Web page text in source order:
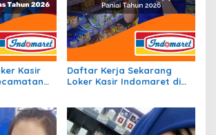
Kasir
Daftar Kerja Sekarang
Loker Kasir Indomaret di